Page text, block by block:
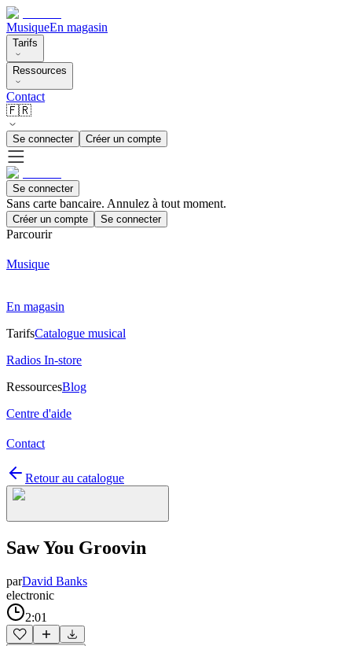
MusiqueEn magasin
Tarifs
Ressources
Contact
🇫🇷
Se connecter Créer un compte
Se connecter
Sans carte bancaire. Annulez à tout moment.
Créer un compte Se connecter
Parcourir
Musique
En magasin
TarifsCatalogue musical
Radios In-store
RessourcesBlog
Centre d'aide
Contact
Retour au catalogue
Saw You Groovin
parDavid Banks
electronic
2:01